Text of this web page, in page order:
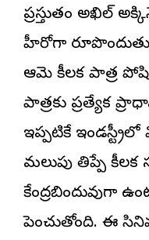
ప్రస్తుతం అఖిల్
హీరోగా
ఆమె కీలక పాత్ర
పాత్రకు ప్రత్యేక
ఇప్పటికే
మలుపు తిప్పే
కేంద్రబిందువుగా
పెంచుతోంది. ఈ